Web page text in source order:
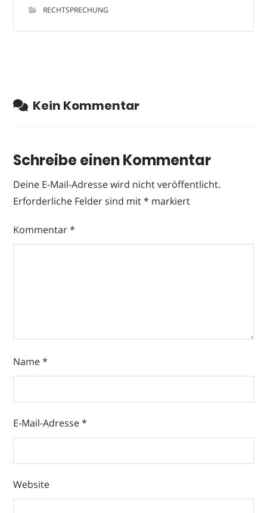
RECHTSPRECHUNG
Kein Kommentar
Schreibe einen Kommentar
Deine E-Mail-Adresse wird nicht veröffentlicht.
Erforderliche Felder sind mit* markiert
Kommentar*
Name*
E-Mail-Adresse*
Website